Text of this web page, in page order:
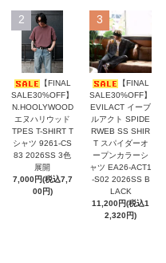
2
【FINAL
SALE30%OFF】
N.HOOLYWOOD
エヌハリウッド
TPES T-SHIRT T
シャツ 9261-CS
83 2026SS 3色
展開
7,000円(税込7,7
00円)
3
【FINAL
SALE30%OFF】
EVILACT イーブ
ルアクト SPIDE
RWEB SS SHIR
T スパイダーオ
ープンカラーシ
ャツ EA26-ACT1
-S02 2026SS B
LACK
11,200円(税込1
2,320円)